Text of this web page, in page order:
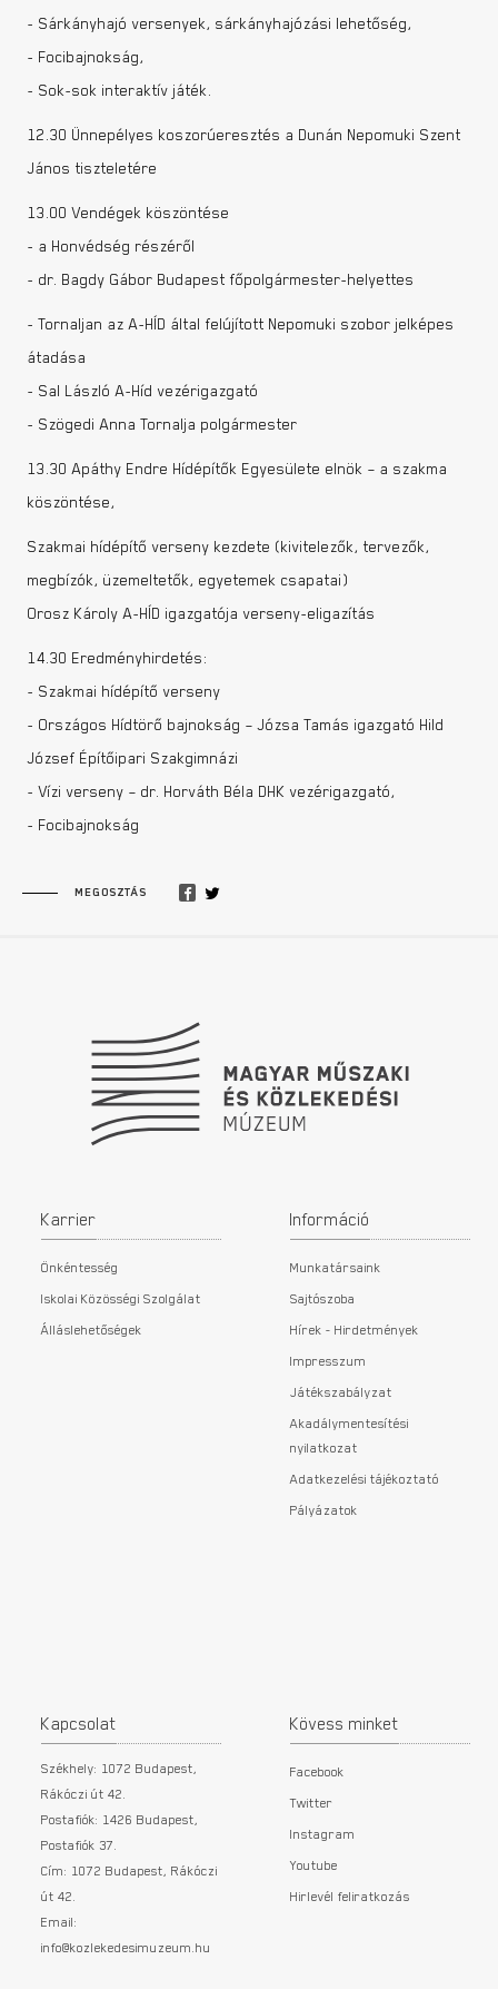
- Sárkányhajó versenyek, sárkányhajózási lehetőség,
- Focibajnokság,
- Sok-sok interaktív játék.
12.30 Ünnepélyes koszorúeresztés a Dunán Nepomuki Szent
János tiszteletére
13.00 Vendégek köszöntése
- a Honvédség részéről
- dr. Bagdy Gábor Budapest főpolgármester-helyettes
- Tornaljan az A-HÍD által felújított Nepomuki szobor jelképes
átadása
- Sal László A-Híd vezérigazgató
- Szögedi Anna Tornalja polgármester
13.30 Apáthy Endre Hídépítők Egyesülete elnök – a szakma
köszöntése,
Szakmai hídépítő verseny kezdete (kivitelezők, tervezők,
megbízók, üzemeltetők, egyetemek csapatai)
Orosz Károly A-HÍD igazgatója verseny-eligazítás
14.30 Eredményhirdetés:
- Szakmai hídépítő verseny
- Országos Hídtörő bajnokság – Józsa Tamás igazgató Hild
József Építőipari Szakgimnázi
- Vízi verseny – dr. Horváth Béla DHK vezérigazgató,
- Focibajnokság
MEGOSZTÁS
Karrier
Önkéntesség
Iskolai Közösségi Szolgálat
Álláslehetőségek
Információ
Munkatársaink
Sajtószoba
Hírek - Hirdetmények
Impresszum
Játékszabályzat
Akadálymentesítési
nyilatkozat
Adatkezelési tájékoztató
Pályázatok
Kapcsolat
Székhely: 1072 Budapest,
Rákóczi út 42.
Postafiók: 1426 Budapest,
Postafiók 37.
Cím: 1072 Budapest, Rákóczi
út 42.
Email:
info@kozlekedesimuzeum.hu
Kövess minket
Facebook
Twitter
Instagram
Youtube
Hirlevél feliratkozás